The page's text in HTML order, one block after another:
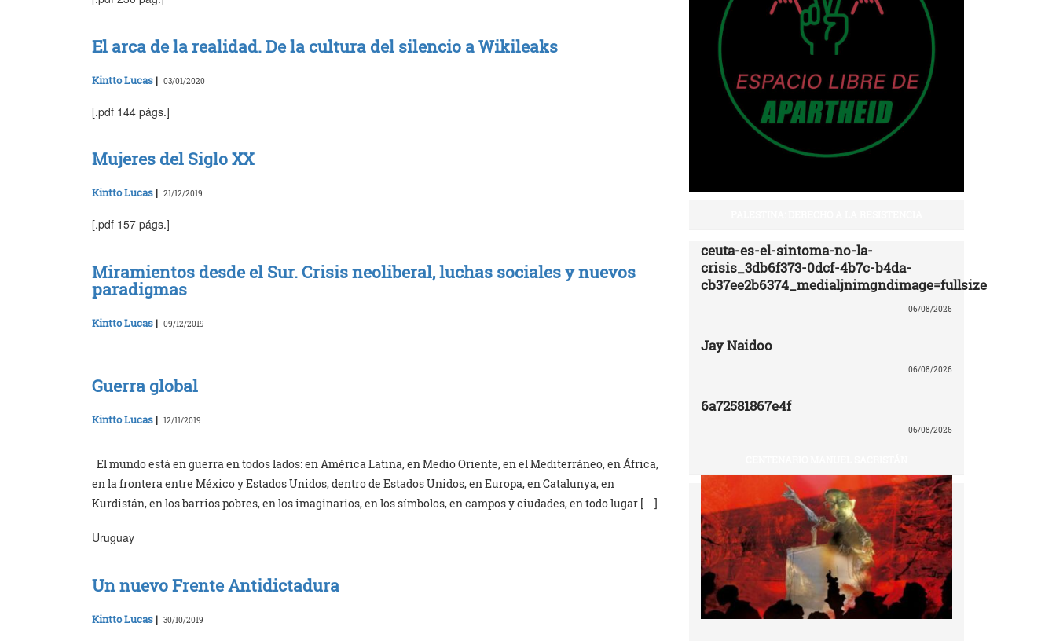
El arca de la realidad. De la cultura del silencio a Wikileaks
Kintto Lucas | 03/01/2020
[.pdf 144 págs.]
Mujeres del Siglo XX
Kintto Lucas | 21/12/2019
[.pdf 157 págs.]
Miramientos desde el Sur. Crisis neoliberal, luchas sociales y nuevos
paradigmas
Kintto Lucas | 09/12/2019
Guerra global
Kintto Lucas | 12/11/2019
El mundo está en guerra en todos lados: en América Latina, en Medio Oriente, en el Mediterráneo, en África,
en la frontera entre México y Estados Unidos, dentro de Estados Unidos, en Europa, en Catalunya, en
Kurdistán, en los barrios pobres, en los imaginarios, en los símbolos, en campos y ciudades, en todo lugar […]
Uruguay
Un nuevo Frente Antidictadura
Kintto Lucas | 30/10/2019
ceuta-es-el-sintoma-no-la-
crisis_3db6f373-0dcf-4b7c-b4da-
cb37ee2b6374_medialjnimgndimage=fullsize
06/08/2026
Jay Naidoo
06/08/2026
6a72581867e4f
06/08/2026